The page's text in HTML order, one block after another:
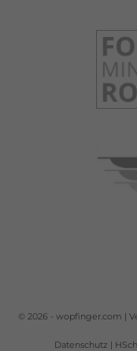
© 2026 - wopfinger.com |
Datenschutz |